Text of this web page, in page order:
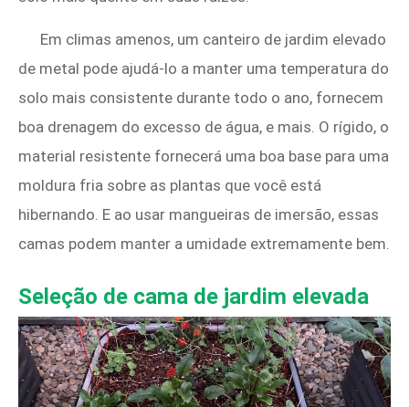
Em climas amenos, um canteiro de jardim elevado
de metal pode ajudá-lo a manter uma temperatura do
solo mais consistente durante todo o ano, fornecem
boa drenagem do excesso de água, e mais. O rígido, o
material resistente fornecerá uma boa base para uma
moldura fria sobre as plantas que você está
hibernando. E ao usar mangueiras de imersão, essas
camas podem manter a umidade extremamente bem.
Seleção de cama de jardim elevada